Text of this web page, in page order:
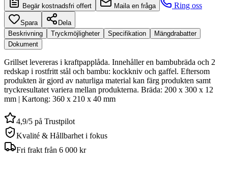
Begär kostnadsfri offert Maila en fråga Ring oss
Spara
Dela
Beskrivning
Tryckmöjligheter Specifikation
Mängdrabatter
Dokument
Grillset levereras i kraftpapplåda. Innehåller en bambubräda och 2
redskap i rostfritt stål och bambu: kockkniv och gaffel. Eftersom
produkten är gjord av naturliga material kan färg produkten samt
tryckresultatet variera mellan produkterna. Bräda: 200 x 300 x 12
mm | Kartong: 360 x 210 x 40 mm
4,9/5 på Trustpilot
Kvalité & Hållbarhet i fokus
Fri frakt från 6 000 kr